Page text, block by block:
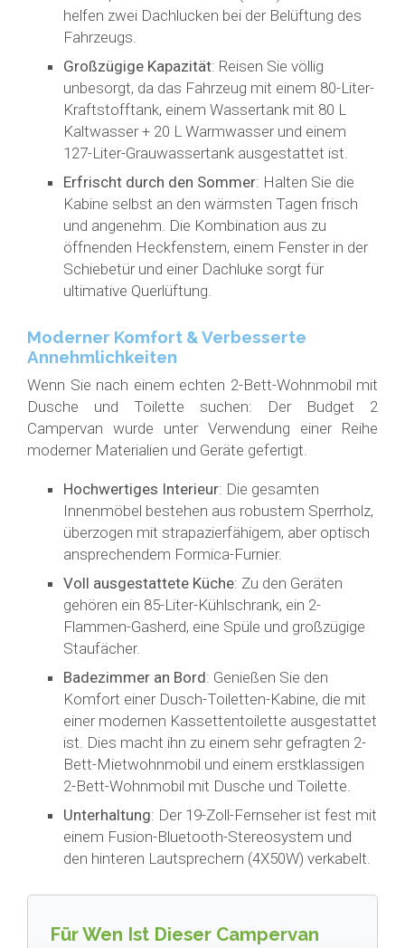
helfen zwei Dachlucken bei der Belüftung des
Fahrzeugs.
Großzügige Kapazität: Reisen Sie völlig
unbesorgt, da das Fahrzeug mit einem 80-Liter-
Kraftstofftank, einem Wassertank mit 80 L
Kaltwasser + 20 L Warmwasser und einem
127-Liter-Grauwassertank ausgestattet ist.
Erfrischt durch den Sommer: Halten Sie die
Kabine selbst an den wärmsten Tagen frisch
und angenehm. Die Kombination aus zu
öffnenden Heckfenstern, einem Fenster in der
Schiebetür und einer Dachluke sorgt für
ultimative Querlüftung.
Moderner Komfort & Verbesserte
Annehmlichkeiten
Wenn Sie nach einem echten 2-Bett-Wohnmobil mit
Dusche und Toilette suchen: Der Budget 2
Campervan wurde unter Verwendung einer Reihe
moderner Materialien und Geräte gefertigt.
Hochwertiges Interieur: Die gesamten
Innenmöbel bestehen aus robustem Sperrholz,
überzogen mit strapazierfähigem, aber optisch
ansprechendem Formica-Furnier.
Voll ausgestattete Küche: Zu den Geräten
gehören ein 85-Liter-Kühlschrank, ein 2-
Flammen-Gasherd, eine Spüle und großzügige
Staufächer.
Badezimmer an Bord: Genießen Sie den
Komfort einer Dusch-Toiletten-Kabine, die mit
einer modernen Kassettentoilette ausgestattet
ist. Dies macht ihn zu einem sehr gefragten 2-
Bett-Mietwohnmobil und einem erstklassigen
2-Bett-Wohnmobil mit Dusche und Toilette.
Unterhaltung: Der 19-Zoll-Fernseher ist fest mit
einem Fusion-Bluetooth-Stereosystem und
den hinteren Lautsprechern (4X50W) verkabelt.
Für Wen Ist Dieser Campervan